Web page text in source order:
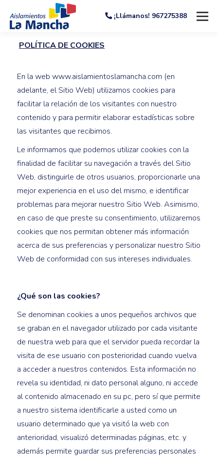
¡Llámanos! 967275388
POLÍTICA DE COOKIES
En la web www.aislamientoslamancha.com (en
adelante, el Sitio Web) utilizamos cookies para
facilitar la relación de los visitantes con nuestro
contenido y para permitir elaborar estadísticas sobre
las visitantes que recibimos.
Le informamos que podemos utilizar cookies con la
finalidad de facilitar su navegación a través del Sitio
Web, distinguirle de otros usuarios, proporcionarle una
mejor experiencia en el uso del mismo, e identificar
problemas para mejorar nuestro Sitio Web. Asimismo,
en caso de que preste su consentimiento, utilizaremos
cookies que nos permitan obtener más información
acerca de sus preferencias y personalizar nuestro Sitio
Web de conformidad con sus intereses individuales.
¿Qué son las cookies?
Se denominan cookies a unos pequeños archivos que
se graban en el navegador utilizado por cada visitante
de nuestra web para que el servidor pueda recordar la
visita de ese usuario con posterioridad cuando vuelva
a acceder a nuestros contenidos. Esta información no
revela su identidad, ni dato personal alguno, ni accede
al contenido almacenado en su pc, pero sí que permite
a nuestro sistema identificarle a usted como un
usuario determinado que ya visitó la web con
anterioridad, visualizó determinadas páginas, etc. y
además permite guardar sus preferencias personales